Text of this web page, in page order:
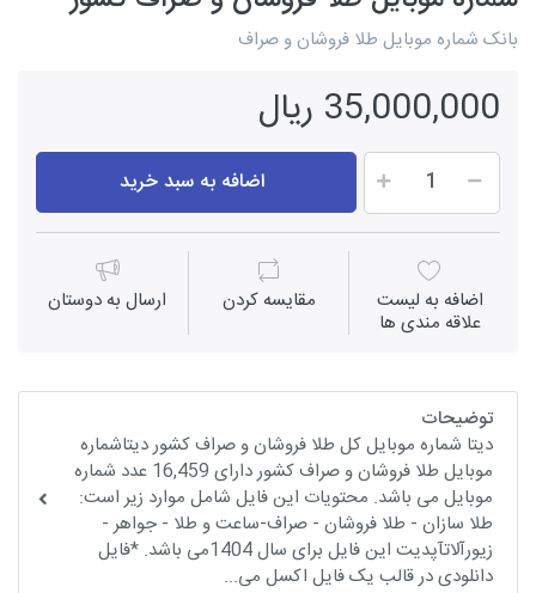
بانک شماره موبایل طلا فروشان و صراف
35,000,000 ریال
اضافه به سبد خرید
اضافه به لیست
علاقه مندی ها
مقايسه كردن ارسال به دوستان
توضیحات
دیتا شماره موبایل کل طلا فروشان و صراف کشور دیتاشماره
موبایل طلا فروشان و صراف کشور دارای 16,459 عدد شماره
موبایل می باشد. محتویات این فایل شامل موارد زیر است:
طلا سازان - طلا فروشان - صراف-ساعت و طلا - جواهر -
زیورآلاتآپدیت این فایل برای سال 1404می باشد. *فایل
دانلودی در قالب یک فایل اکسل می...